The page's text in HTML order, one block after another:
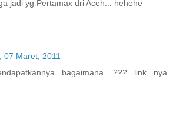
jadi yg Pertamax dri Aceh... hehehe
07 Maret, 2011
bagaimana....??? link nya